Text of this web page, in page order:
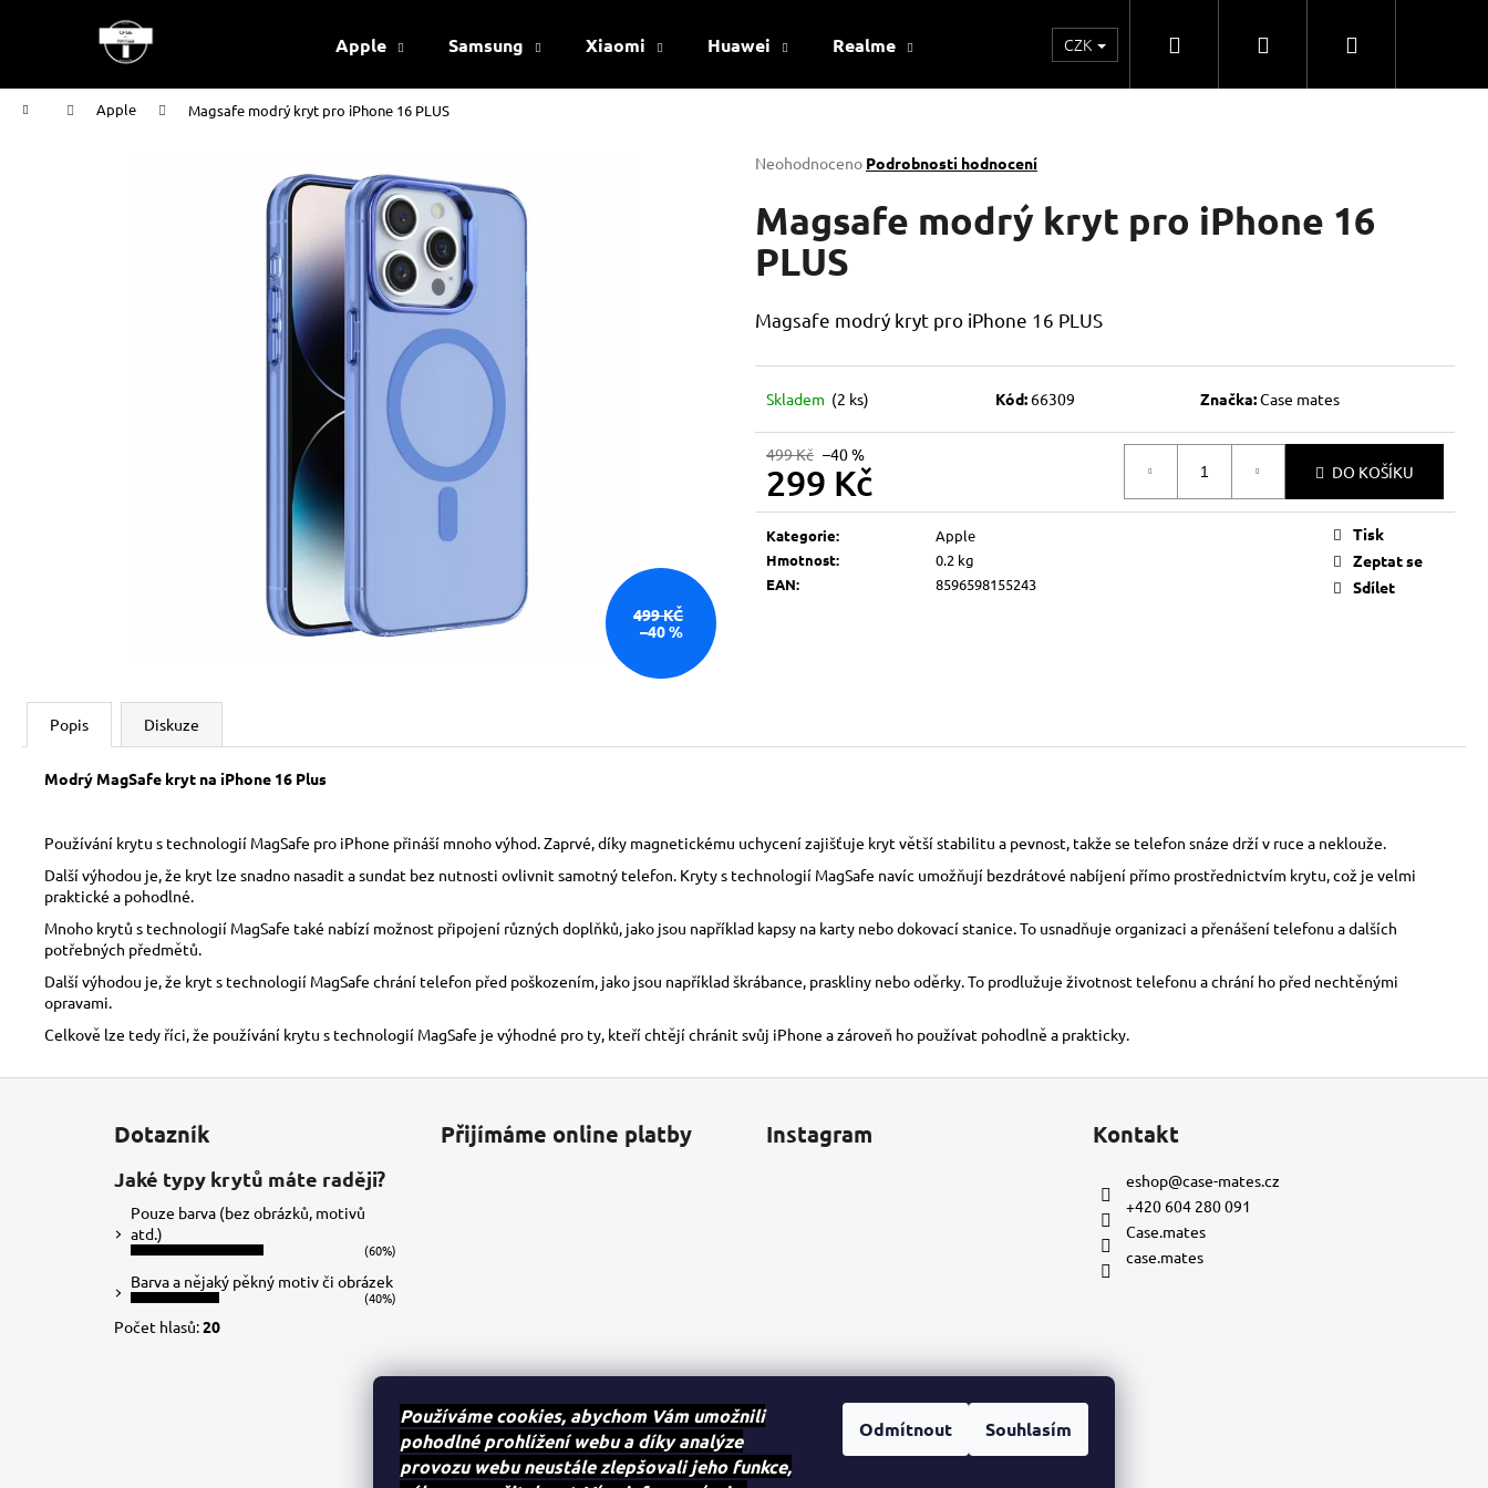
Používáme cookies, abychom Vám umožnili
pohodlné prohlížení webu a díky analýze
provozu webu neustále zlepšovali jeho funkce,
Odmítnout Souhlasím
Apple Samsung Xiaomi Huawei Realme Kontakty Obchodní spolupráce
CZK Hledat PřihlášeníNákupní
Domů Apple Magsafe modrý kryt pro iPhone 16 PLUS
Průměrné
produktu
je
0,0
hvězdiček.
Neohodnoceno Podrobnosti hodnocení
Magsafe modrý kryt pro iPhone 16
PLUS
Magsafe modrý kryt pro iPhone 16 PLUS
Skladem (2 ks) Kód: 66309 Značka:Case mates
499 Kč –40 %
299 Kč
Měrná
cena:
DO KOŠÍKU
Kategorie:
Apple
Hmotnost:
0.2 kg
EAN: 8596598155243
Tisk
Zeptat se
Sdílet
499 KČ
–40 %
Popis Diskuze
Modrý MagSafe kryt na iPhone 16 Plus
Používání krytu s technologií MagSafe pro iPhone přináší mnoho výhod. Zaprvé, díky magnetickému uchycení zajišťuje kryt větší stabilitu a pevnost, takže se telefon snáze drží v ruce a neklouže.
Další výhodou je, že kryt lze snadno nasadit a sundat bez nutnosti ovlivnit samotný telefon. Kryty s technologií MagSafe navíc umožňují bezdrátové nabíjení přímo prostřednictvím krytu, což je velmi
praktické a pohodlné.
Mnoho krytů s technologií MagSafe také nabízí možnost připojení různých doplňků, jako jsou například kapsy na karty nebo dokovací stanice. To usnadňuje organizaci a přenášení telefonu a dalších
potřebných předmětů.
Další výhodou je, že kryt s technologií MagSafe chrání telefon před poškozením, jako jsou například škrábance, praskliny nebo oděrky. To prodlužuje životnost telefonu a chrání ho před nechtěnými
opravami.
Celkově lze tedy říci, že používání krytu s technologií MagSafe je výhodné pro ty, kteří chtějí chránit svůj iPhone a zároveň ho používat pohodlně a prakticky.
í
Zpět
do
obchodu
Zpět
do
obchodu
HLEDAT
Dotazník
Jaké typy krytů máte raději?
Pouze barva (bez obrázků, motivů
atd.)
(60%)
Barva a nějaký pěkný motiv či obrázek
(40%)
Počet hlasů:20
Přijímáme online platby Instagram Kontakt
eshop@case-mates.cz
+420 604 280 091
Case.mates
case.mates